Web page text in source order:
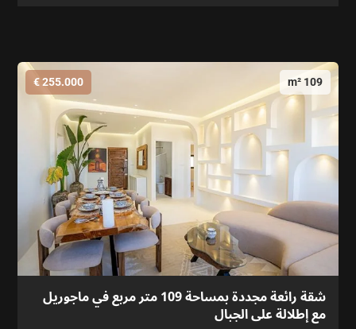
109 m²
255.000 €
شقة رائعة مجددة بمساحة 109 متر مربع في ماجوريل
مع إطلالة على الجبال